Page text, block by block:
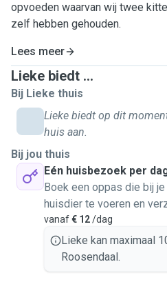
opvoeden waarvan wij twee
zelf hebben gehouden.
Lees meer
Lieke biedt ...
Bij Lieke thuis
Lieke biedt op dit
huis aan.
Bij jou thuis
Eén huisbezoek per
Boek een oppas die bij
huisdier te voeren en
vanaf€ 12/dag
Lieke kan maximaal
Roosendaal.